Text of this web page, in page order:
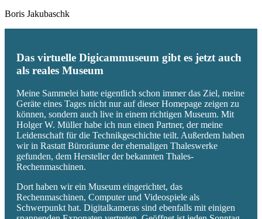
Boris Jakubaschk
Das virtuelle Digicammuseum gibt es jetzt auch
als reales Museum
Meine Sammelei hatte eigentlich schon immer das Ziel, meine
Geräte eines Tages nicht nur auf dieser Homepage zeigen zu
können, sondern auch live in einem richtigen Museum. Mit
Holger W. Müller habe ich nun einen Partner, der meine
Leidenschaft für die Technikgeschichte teilt. Außerdem haben
wir in Rastatt Büroräume der ehemaligen Thaleswerke
gefunden, dem Hersteller der bekannten Thales-
Rechenmaschinen.
Dort haben wir ein Museum eingerichtet, das
Rechenmaschinen, Computer und Videospiele als
Schwerpunkt hat. Digitalkameras sind ebenfalls mit einigen